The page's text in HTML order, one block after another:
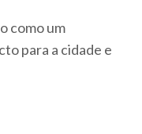
como um
para a cidade e